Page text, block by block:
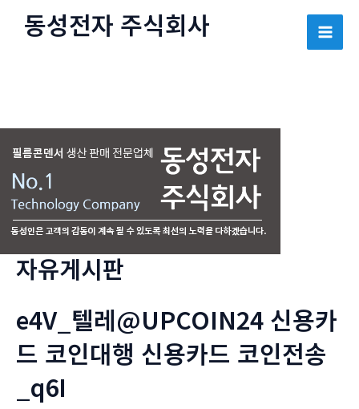
동성전자 주식회사
Main
자유게시판
e4V_텔레@UPCOIN24 신용카
드 코인대행 신용카드 코인전송
_q6I